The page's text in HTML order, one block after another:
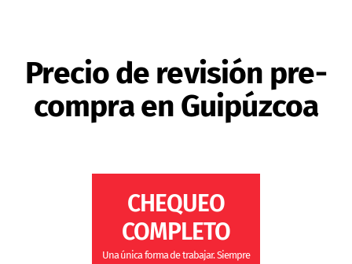
Precio de revisión pre-
compra en Guipúzcoa
CHEQUEO
COMPLETO
Una única forma de trabajar. Siempre